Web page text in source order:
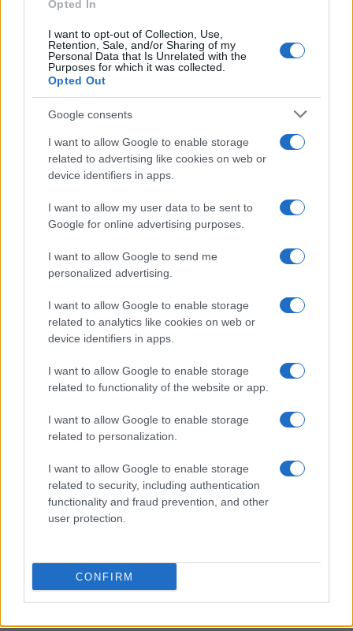
Opted In
I want to opt-out of Collection, Use,
Retention, Sale, and/or Sharing of my
Personal Data that Is Unrelated with the
Purposes for which it was collected.
Opted Out
Google consents
I want to allow Google to enable storage
related to advertising like cookies on web or
device identifiers in apps.
I want to allow my user data to be sent to
Google for online advertising purposes.
I want to allow Google to send me
personalized advertising.
I want to allow Google to enable storage
related to analytics like cookies on web or
device identifiers in apps.
I want to allow Google to enable storage
related to functionality of the website or app.
I want to allow Google to enable storage
related to personalization.
I want to allow Google to enable storage
related to security, including authentication
functionality and fraud prevention, and other
user protection.
CONFIRM
Redução histórica do desmatamento na Amazônia entre agosto
de 2026 e julho de 2026
Beatriz Almeida · 7 ago 2026
NÃO CLASSIFICADO
Brent cai 8.3% e arrasta petróleo e ouro para baixo
NÃO CLASSIFICADO
Petróleo Brent cai 8.3% e arrasta commodities em agosto de